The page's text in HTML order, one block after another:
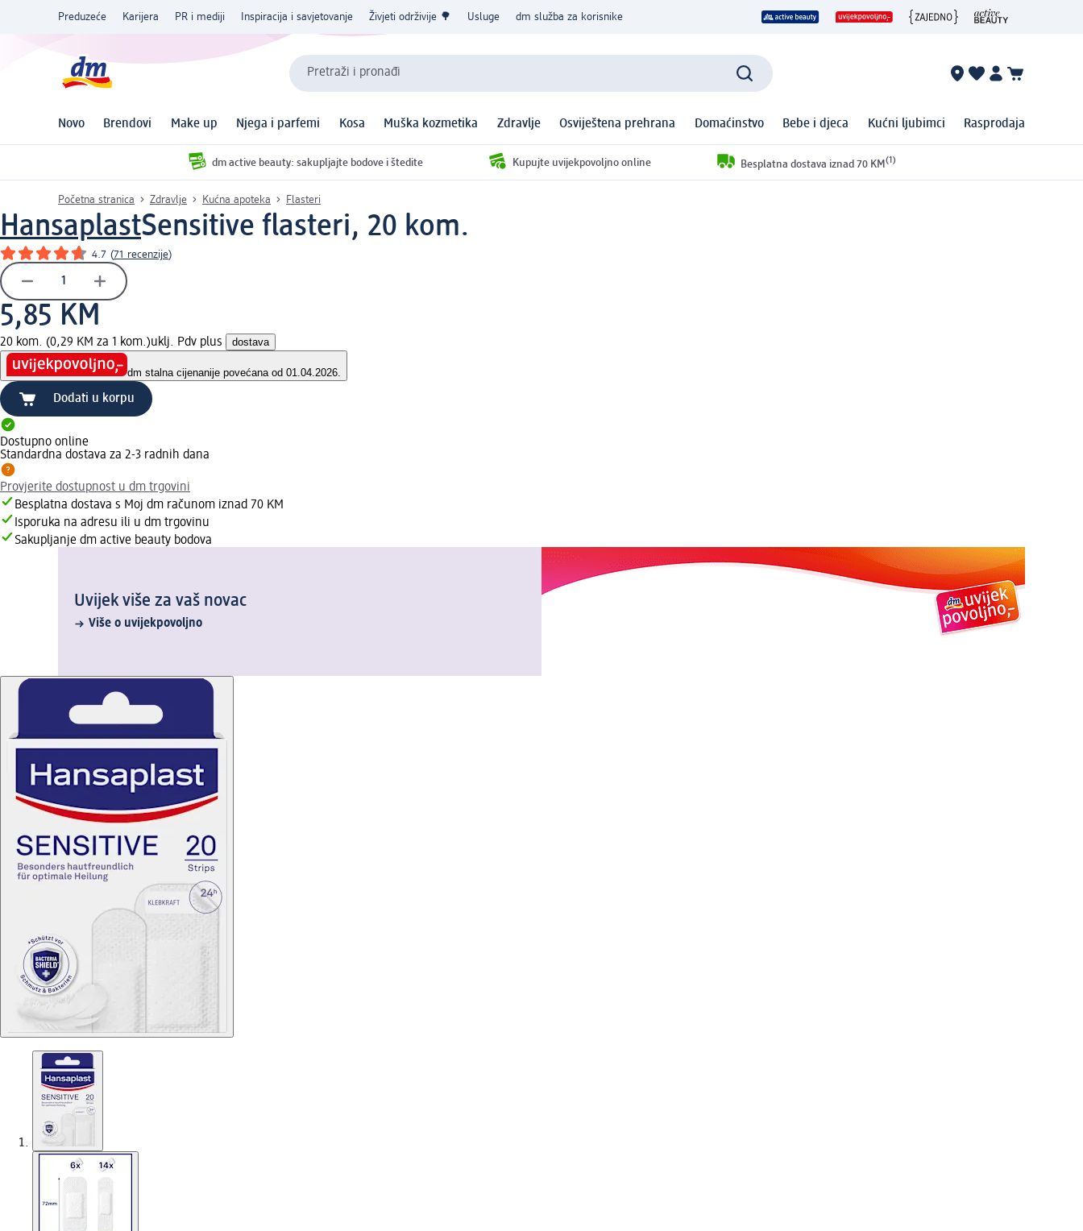
Preduzeće Karijera PR i mediji Inspiracija i savjetovanje Živjeti održivije 🌳 Usluge dm služba za korisnike
Pretraži i pronađi
Novo Brendovi Make up Njega i parfemi Kosa Muška kozmetika Zdravlje Osviještena prehrana Domaćinstvo Bebe i djeca Kućni ljubimci Rasprodaja
dm active beauty: sakupljajte bodove i štedite Kupujte uvijekpovoljno online Besplatna dostava iznad 70 KM (1)
Početna stranica Zdravlje Kućna apoteka Flasteri
HansaplastSensitive flasteri, 20 kom.
4.7 (71 recenzije)
5,85 KM
20 kom. (0,29 KM za 1 kom.)uklj. Pdv plus dostava
dm stalna cijenanije povećana od 01.04.2026.
Dodati u korpu
Dostupno online
Standardna dostava za 2-3 radnih dana
Provjerite dostupnost u dm trgovini
Besplatna dostava s Moj dm računom iznad 70 KM
Isporuka na adresu ili u dm trgovinu
Sakupljanje dm active beauty bodova
Uvijek više za vaš novac
Više o uvijekpovoljno